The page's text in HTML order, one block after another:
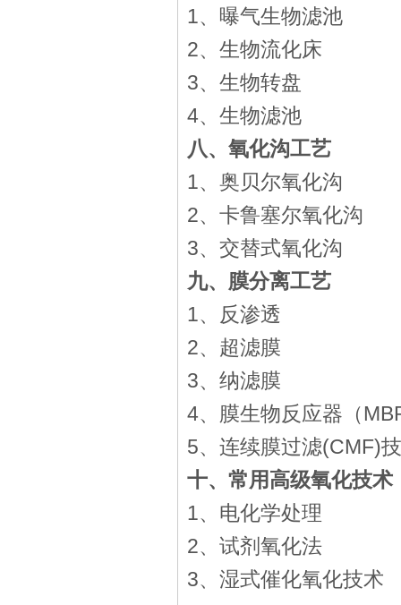
1、曝气生物滤池
2、生物流化床
3、生物转盘
4、生物滤池
八、氧化沟工艺
1、奥贝尔氧化沟
2、卡鲁塞尔氧化沟
3、交替式氧化沟
九、膜分离工艺
1、反渗透
2、超滤膜
3、纳滤膜
4、膜生物反应器（
5、连续膜过滤(CMF)
十、常用高级氧化技术
1、电化学处理
2、试剂氧化法
3、湿式催化氧化技术